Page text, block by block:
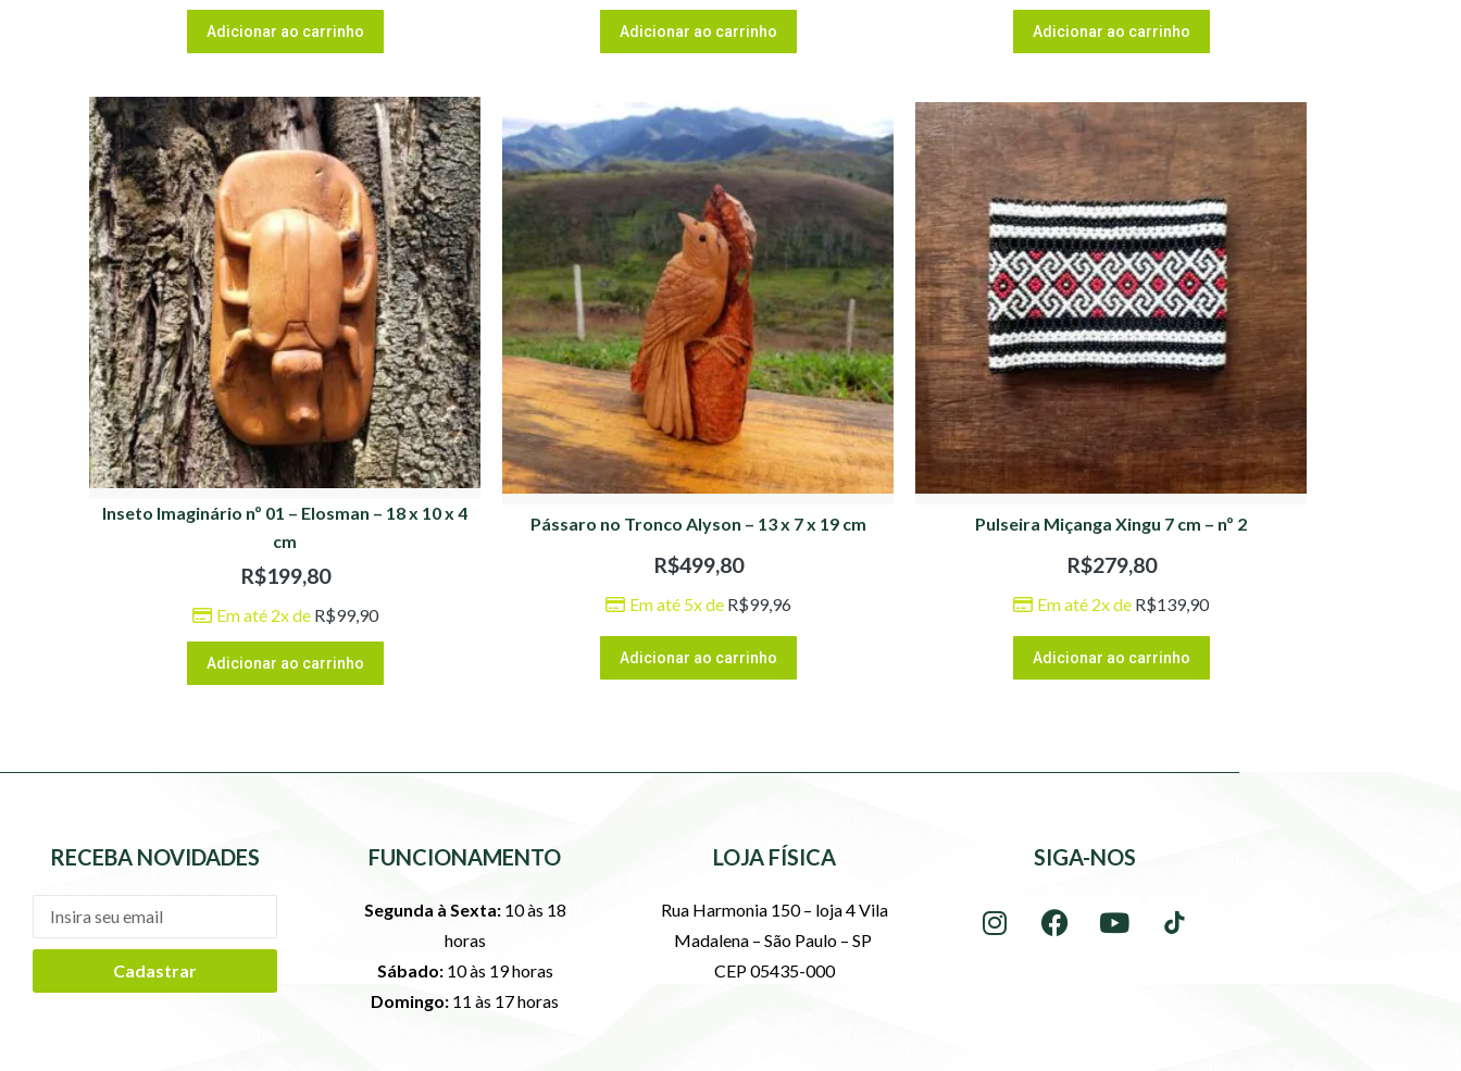
Adicionar ao carrinho Adicionar ao carrinho Adicionar ao carrinho
Inseto Imaginário nº 01 – Elosman – 18 x 10 x 4
cm
R$199,80
Em até 2x de R$99,90
Adicionar ao carrinho
Pássaro no Tronco Alyson – 13 x 7 x 19 cm
R$499,80
Em até 5x de R$99,96
Adicionar ao carrinho
Pulseira Miçanga Xingu 7 cm – nº 2
R$279,80
Em até 2x de R$139,90
Adicionar ao carrinho
RECEBA NOVIDADES
Cadastrar
FUNCIONAMENTO
Segunda à Sexta:10 às 18
horas
Sábado:10 às 19 horas
Domingo: 11 às 17 horas
LOJA FÍSICA
Rua Harmonia 150 – loja 4 Vila
Madalena – São Paulo – SP
CEP 05435-000
SIGA-NOS